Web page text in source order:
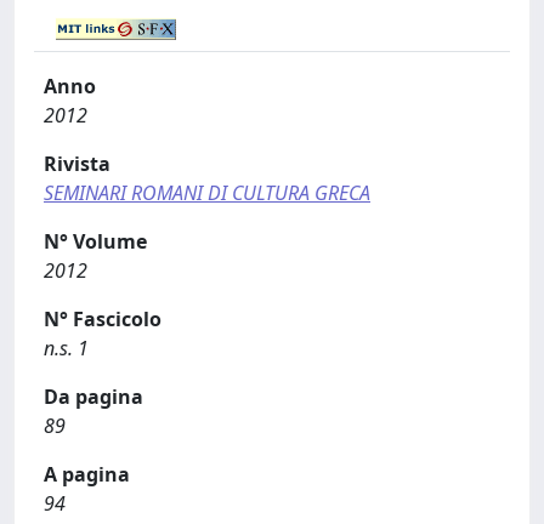
Anno
2012
Rivista
SEMINARI ROMANI DI CULTURA GRECA
N° Volume
2012
N° Fascicolo
n.s. 1
Da pagina
89
A pagina
94